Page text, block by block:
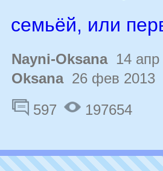
семьёй, или
Nayni-Oksana14
Oksana26 фев 2013
597
197654